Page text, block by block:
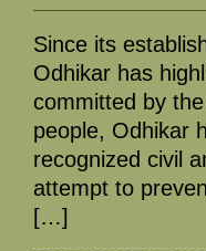
Since its
Odhikar has
committed by
people, Odhikar
recognized civil
attempt to
[…]